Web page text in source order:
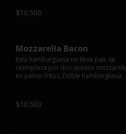
$10.500
Mozzarella Bacon
Esta hamburguesa no lleva pan, se
reemplaza por dos quesos
en panco fritos, Doble hamburguesa
salsa BBQ acompañado de papas
fritas.
$10.500